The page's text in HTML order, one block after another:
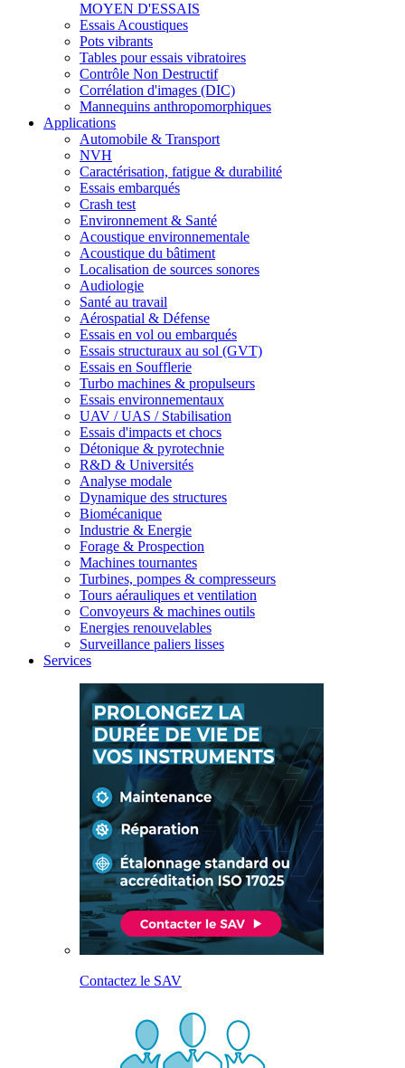
MOYEN D'ESSAIS
Essais Acoustiques
Pots vibrants
Tables pour essais vibratoires
Contrôle Non Destructif
Corrélation d'images (DIC)
Mannequins anthropomorphiques
Applications
Automobile & Transport
NVH
Caractérisation, fatigue & durabilité
Essais embarqués
Crash test
Environnement & Santé
Acoustique environnementale
Acoustique du bâtiment
Localisation de sources sonores
Audiologie
Santé au travail
Aérospatial & Défense
Essais en vol ou embarqués
Essais structuraux au sol (GVT)
Essais en Soufflerie
Turbo machines & propulseurs
Essais environnementaux
UAV / UAS / Stabilisation
Essais d'impacts et chocs
Détonique & pyrotechnie
R&D & Universités
Analyse modale
Dynamique des structures
Biomécanique
Industrie & Energie
Forage & Prospection
Machines tournantes
Turbines, pompes & compresseurs
Tours aérauliques et ventilation
Convoyeurs & machines outils
Energies renouvelables
Surveillance paliers lisses
Services
Contactez le SAV